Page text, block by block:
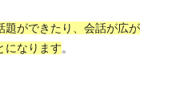
題ができたり、会話が広が
になります。